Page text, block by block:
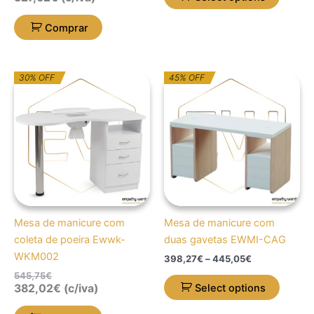
Comprar
30% OFF
Mesa de manicure com
coleta de poeira Ewwk-
WKM002
545,75€
O
preço
original
era:
545,75€.
O
preço
atual
é:
382,02€.
382,02€ (c/iva)
45% OFF
Mesa de manicure com
duas gavetas EWMI-CAG
398,27€ –445,05€
range:
398,27€
through
445,05€
Select options
has
The
may
be
on